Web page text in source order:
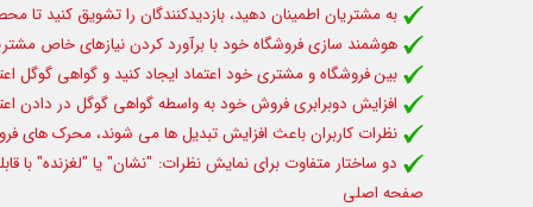
به مشتریان اطمینان دهید، بازدیدکنندگان را تشویق کنید تا
هوشمند سازی فروشگاه خود با برآورد کردن نیازهای خاص
بین فروشگاه و مشتری خود اعتماد ایجاد کنید و گواهی گوگل
افزایش دوبرابری فروش خود به واسطه گواهی گوگل در دادن
نظرات کاربران باعث افزایش تبدیل ها می شوند، محرک
دو ساختار متفاوتبرای نمایش نظرات: "نشان" یا "لغزنده" با
صفحه اصلی